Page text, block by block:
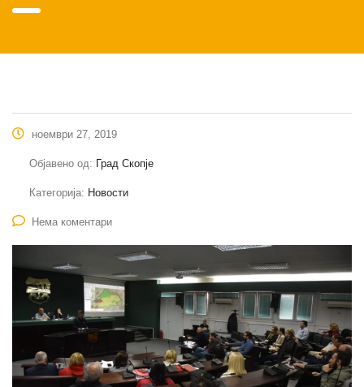
ноември 27, 2019
Објавено од: Град Скопје
Категорија: Новости
Нема коментари